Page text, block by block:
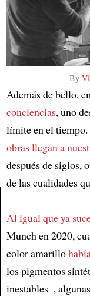
Article
By
Además de bello,
conciencias, uno
límite en el tiempo.
obras llegan a
después de siglos,
de las cualidades
Al igual que ya
Munch en 2020,
color amarillo
los pigmentos
inestables–,